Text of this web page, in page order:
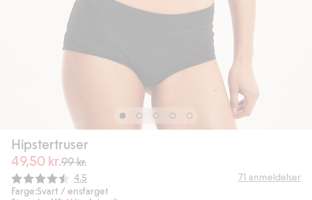
Hipstertruser
49,50 kr.99 kr.
Gjennomsnittskarakter:
4.5 71 anmeldelser
Farge:Svart / ensfarget